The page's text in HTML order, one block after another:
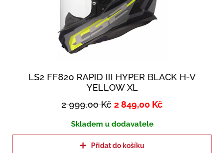
LS2 FF820 RAPID III HYPER BLACK H-V
YELLOW XL
2 999,00Kč 2 849,00 Kč
Skladem u dodavatele
Přidat do košíku